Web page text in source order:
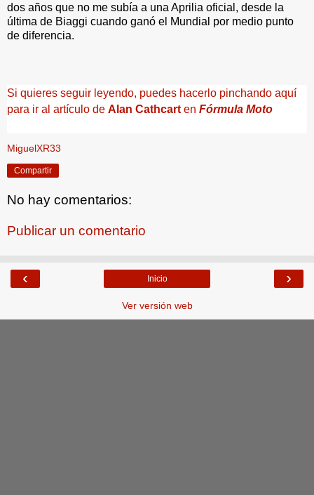
dos años que no me subía a una Aprilia oficial, desde la
última de Biaggi cuando ganó el Mundial por medio punto
de diferencia.
Si quieres seguir leyendo, puedes hacerlo pinchando aquí
para ir al artículo de Alan Cathcart en Fórmula Moto
MiguelXR33
Compartir
No hay comentarios:
Publicar un comentario
‹ ›
Inicio
Ver versión web